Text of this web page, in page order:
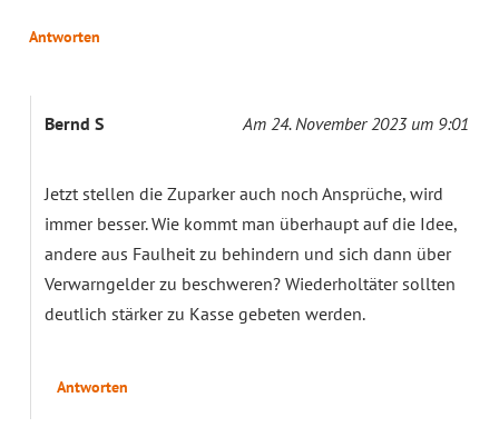
Antworten
Bernd S Am 24. November 2023 um 9:01
Jetzt stellen die Zuparker auch noch Ansprüche, wird
immer besser. Wie kommt man überhaupt auf die Idee,
andere aus Faulheit zu behindern und sich dann über
Verwarngelder zu beschweren? Wiederholtäter sollten
deutlich stärker zu Kasse gebeten werden.
Antworten